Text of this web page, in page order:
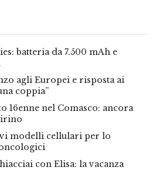
batteria da 7.500 mAh e
agli Europei e risposta ai
coppia”
16enne nel Comasco: ancora
modelli cellulari per lo
con Elisa: la vacanza